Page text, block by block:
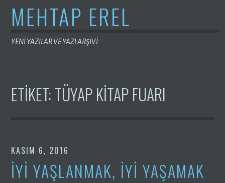
MEHTAP EREL
YENİ YAZILAR VE YAZI ARŞİVİ
ETIKET:TÜYAP KITAP FUARI
KASIM 6, 2016
İYİ YAŞLANMAK, İYİ YAŞAMAK